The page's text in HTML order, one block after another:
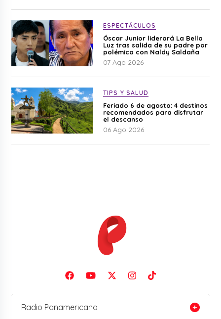
ESPECTÁCULOS
Óscar Junior liderará La Bella
Luz tras salida de su padre por
polémica con Naldy Saldaña
07 Ago 2026
TIPS Y SALUD
Feriado 6 de agosto: 4 destinos
recomendados para disfrutar
el descanso
06 Ago 2026
Radio Panamericana